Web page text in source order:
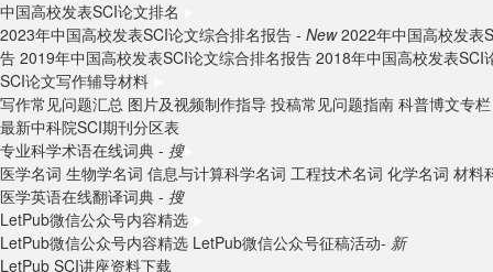
中国高校发表SCI论文排名
2023年中国高校发表SCI论文综合排名报告 - New 2022年中国高校发表
告 2019年中国高校发表SCI论文综合排名报告 2018年中国高校发表SCI
SCI论文写作辅导材料
写作常见问题汇总 图片及视频制作指导 投稿常见问题指南 科普博文专栏
最新中科院SCI期刊分区表
专业科学术语在线词典 - 搜
医学名词 生物学名词 信息与计算科学名词 工程技术名词 化学名词 材料
医学英语在线翻译词典 - 搜
LetPub微信公众号内容精选
LetPub微信公众号内容精选 LetPub微信公众号征稿活动- 新
LetPub SCI讲座资料下载